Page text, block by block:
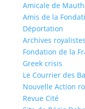
Amicale de
Amis de la
Déportation
Archives royalistes
Fondation de la
Greek crisis
Le Courrier des
Nouvelle Action
Revue Cité